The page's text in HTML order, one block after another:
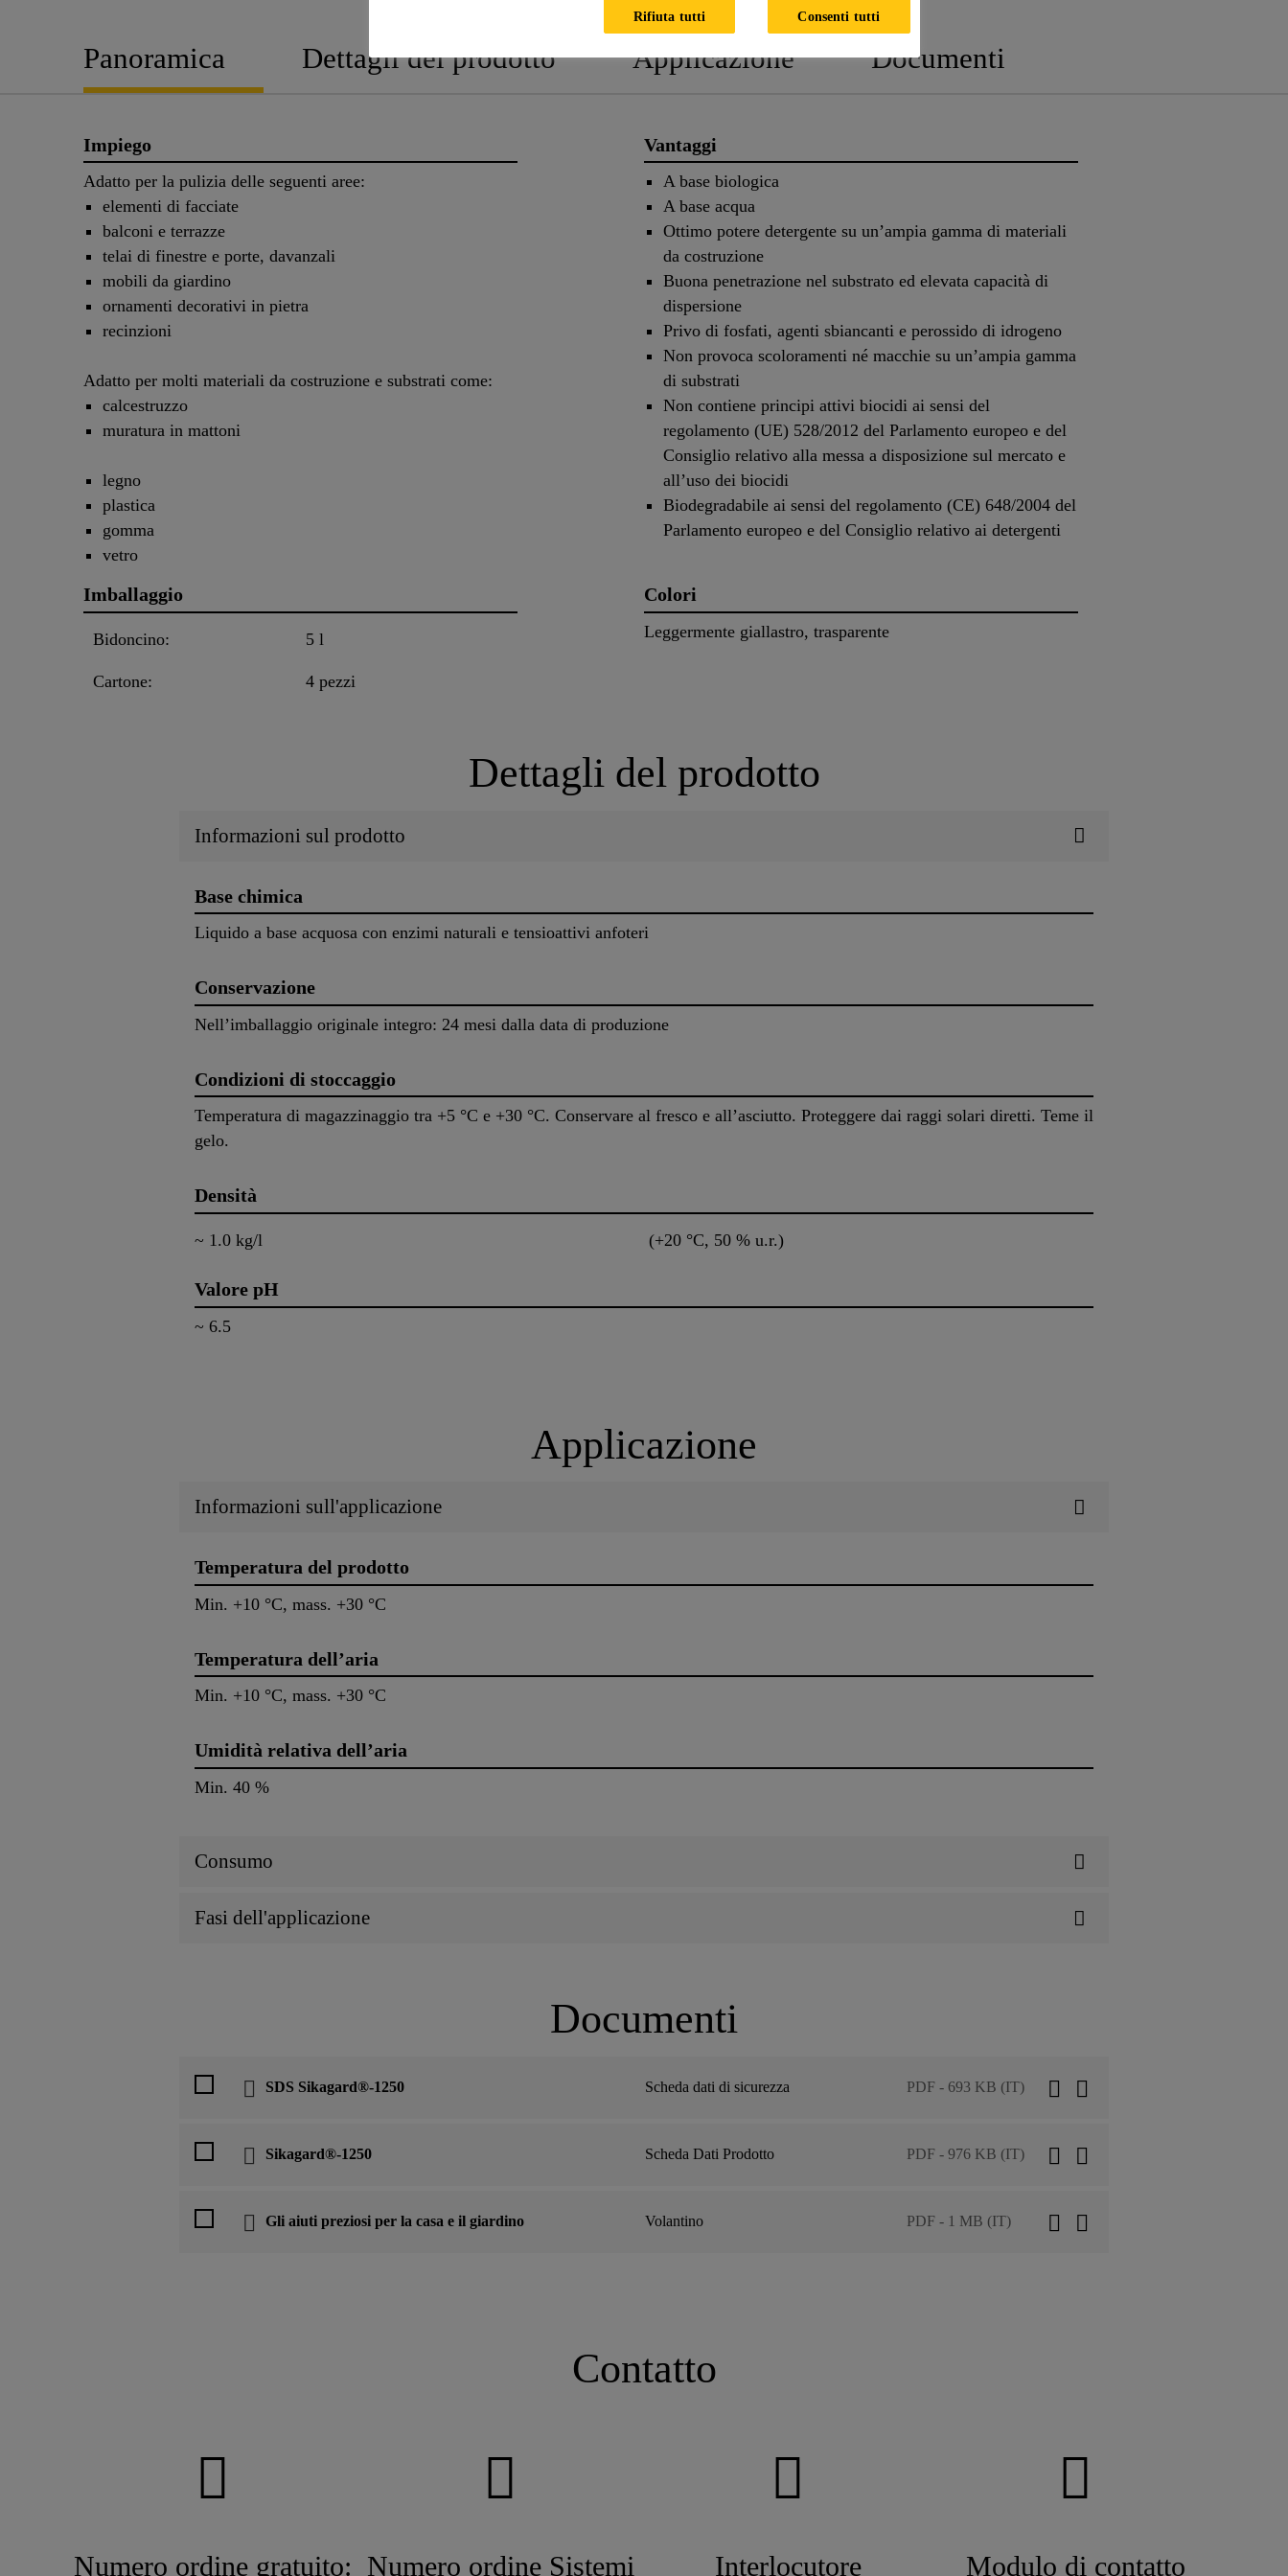
Panoramica Dettagli del prodotto Applicazione Documenti
Impiego
Adatto per la pulizia delle seguenti aree:
elementi di facciate
balconi e terrazze
telai di finestre e porte, davanzali
mobili da giardino
ornamenti decorativi in pietra
recinzioni
Adatto per molti materiali da costruzione e substrati come:
calcestruzzo
muratura in mattoni
legno
plastica
gomma
vetro
Vantaggi
A base biologica
A base acqua
Ottimo potere detergente su un’ampia gamma di materiali
da costruzione
Buona penetrazione nel substrato ed elevata capacità di
dispersione
Privo di fosfati, agenti sbiancanti e perossido di idrogeno
Non provoca scoloramenti né macchie su un’ampia gamma
di substrati
Non contiene principi attivi biocidi ai sensi del
regolamento (UE) 528/2012 del Parlamento europeo e del
Consiglio relativo alla messa a disposizione sul mercato e
all’uso dei biocidi
Biodegradabile ai sensi del regolamento (CE) 648/2004 del
Parlamento europeo e del Consiglio relativo ai detergenti
Imballaggio
Bidoncino: 5 l
Cartone: 4 pezzi
Colori
Leggermente giallastro, trasparente
Dettagli del prodotto
Informazioni sul prodotto
Base chimica
Liquido a base acquosa con enzimi naturali e tensioattivi anfoteri
Conservazione
Nell’imballaggio originale integro: 24 mesi dalla data di produzione
Condizioni di stoccaggio
Temperatura di magazzinaggio tra +5 °C e +30 °C. Conservare al fresco e all’asciutto. Proteggere dai raggi solari diretti. Teme il
gelo.
Densità
~ 1.0 kg/l (+20 °C, 50 % u.r.)
Valore pH
~ 6.5
Applicazione
Informazioni sull'applicazione
Temperatura del prodotto
Min. +10 °C, mass. +30 °C
Temperatura dell’aria
Min. +10 °C, mass. +30 °C
Umidità relativa dell’aria
Min. 40 %
Consumo
Fasi dell'applicazione
Documenti
SDS Sikagard®-1250 Scheda dati di sicurezza PDF - 693 KB (IT)
Sikagard®-1250 Scheda Dati Prodotto PDF - 976 KB (IT)
Gli aiuti preziosi per la casa e il giardino Volantino PDF - 1 MB (IT)
Contatto
Numero ordine gratuito: Numero ordine Sistemi Interlocutore Modulo di contatto
Rifiuta tutti Consenti tutti